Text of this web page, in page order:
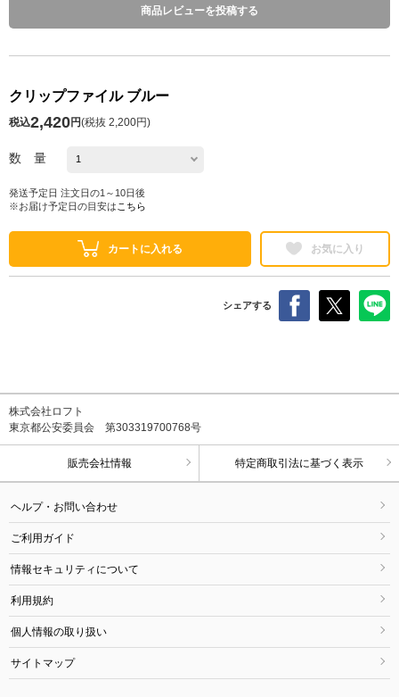
商品レビューを投稿する
クリップファイル ブルー
税込2,420円(税抜 2,200円)
数 量
発送予定日 注文日の1～10日後
※お届け予定日の目安は こちら
カートに入れる お気に入り
シェアする
株式会社ロフト
東京都公安委員会 第303319700768号
販売会社情報 特定商取引法に基づく表示
ヘルプ・お問い合わせ
ご利用ガイド
情報セキュリティについて
利用規約
個人情報の取り扱い
サイトマップ